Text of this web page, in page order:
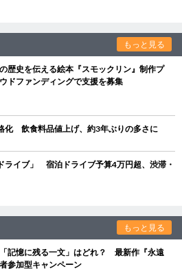
もっと見る
歴史を伝える絵本『スモックリン』制作プ
ドファンディングで支援を募集
化 飲食料品値上げ、約3年ぶりの多さに
ライブ」 宿泊ドライブ予算4万円超、渋滞・
もっと見る
記憶に残る一文」はどれ？ 最新作『永遠
参加型キャンペーン